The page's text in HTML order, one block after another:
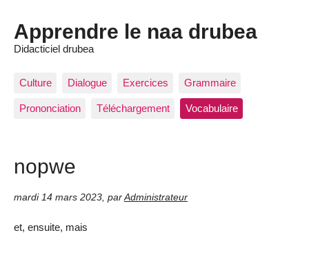
Apprendre le naa drubea
Didacticiel drubea
Culture Dialogue Exercices Grammaire
Prononciation Téléchargement Vocabulaire
nopwe
mardi 14 mars 2023 par Administrateur
et, ensuite, mais